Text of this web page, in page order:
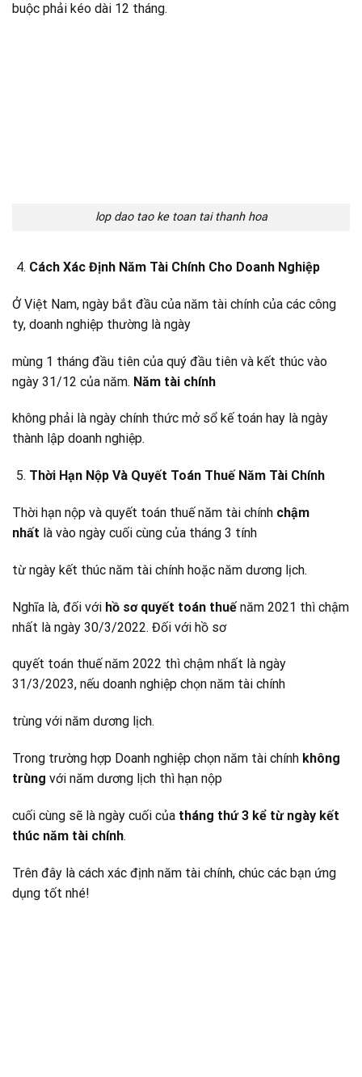
buộc phải kéo dài 12 tháng.
lop dao tao ke toan tai thanh hoa
Cách Xác Định Năm Tài Chính Cho Doanh Nghiệp
Ở Việt Nam, ngày bắt đầu của năm tài chính của các công
ty, doanh nghiệp thường là ngày
mùng 1 tháng đầu tiên của quý đầu tiên và kết thúc vào
ngày 31/12 của năm. Năm tài chính
không phải là ngày chính thức mở sổ kế toán hay là ngày
thành lập doanh nghiệp.
Thời Hạn Nộp Và Quyết Toán Thuế Năm Tài Chính
Thời hạn nộp và quyết toán thuế năm tài chính chậm
nhất là vào ngày cuối cùng của tháng 3 tính
từ ngày kết thúc năm tài chính hoặc năm dương lịch.
Nghĩa là, đối với hồ sơ quyết toán thuếnăm 2021 thì chậm
nhất là ngày 30/3/2022. Đối với hồ sơ
quyết toán thuế năm 2022 thì chậm nhất là ngày
31/3/2023, nếu doanh nghiệp chọn năm tài chính
trùng với năm dương lịch.
Trong trường hợp Doanh nghiệp chọn năm tài chính không
trùng với năm dương lịch thì hạn nộp
cuối cùng sẽ là ngày cuối của tháng thứ 3 kể từ ngày kết
thúc năm tài chính.
Trên đây là cách xác định năm tài chính, chúc các bạn ứng
dụng tốt nhé!